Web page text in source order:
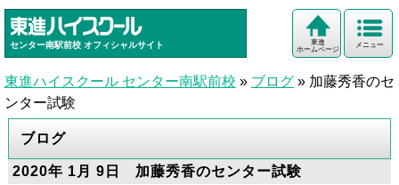
センター南駅前校 オフィシャルサイト メニュー
東進
ホームページ
東進ハイスクール センター南駅前校 » ブログ » 加藤秀香のセ
ンター試験
ブログ
2020年 1月 9日 加藤秀香のセンター試験